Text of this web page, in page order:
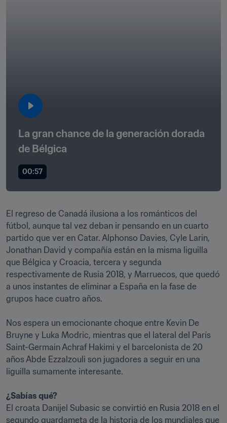
La gran chance de la generación dorada
de Bélgica
00:57
El regreso de Canadá ilusiona a los románticos del
fútbol, aunque tal vez deban ir pensando en un cuarto
partido que ver en Catar. Alphonso Davies, Cyle Larin,
Jonathan David y compañía están en la misma liguilla
que Bélgica y Croacia, tercera y segunda
respectivamente de Rusia 2018, y Marruecos, que quedó
a unos instantes de eliminar a España en la fase de
grupos hace cuatro años.
Nos espera un emocionante choque entre Kevin De
Bruyne y Luka Modric, mientras que el lateral del París
Saint-Germain Achraf Hakimi y el barcelonista de 20
años Abde Ezzalzouli son jugadores a seguir en una
liguilla sumamente interesante.
¿Sabías qué?
El croata Danijel Subasic se convirtió en Rusia 2018 en el
segundo guardameta de la historia de los mundiales que